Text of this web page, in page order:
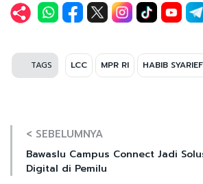
TAGS LCC MPR RI HABIB SYARIEF
< SEBELUMNYA
Bawaslu Campus Connect Jadi
Digital di Pemilu